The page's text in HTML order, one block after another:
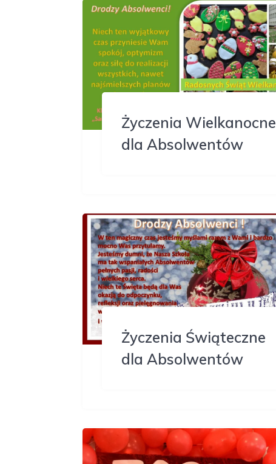
Życzenia Wielkanocne
dla Absolwentów
Życzenia Świąteczne
dla Absolwentów